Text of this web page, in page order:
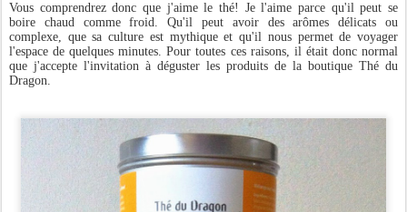
Vous comprendrez donc que j'aime le thé! Je l'aime parce qu'il peut se
boire chaud comme froid. Qu'il peut avoir des arômes délicats ou
complexe, que sa culture est mythique et qu'il nous permet de voyager
l'espace de quelques minutes. Pour toutes ces raisons, il était donc normal
que j'accepte l'invitation à déguster les produits de la boutique Thé du
Dragon.